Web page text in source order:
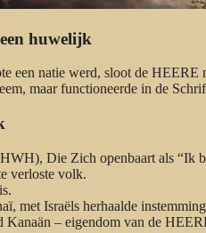
huwelijk
een natie werd, sloot de HEERE
maar functioneerde in de
Die Zich openbaart als “Ik
verloste volk.
met Israëls herhaalde
– eigendom van de